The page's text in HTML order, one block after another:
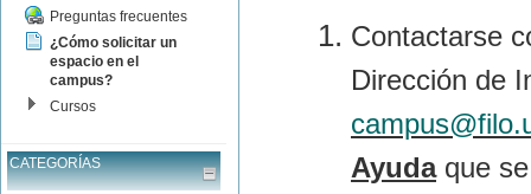
Contactarse
Dirección de
Ayudaque se
Preguntas frecuentes
¿Cómo solicitar un
espacio en el
campus?
Cursos
CATEGORÍAS